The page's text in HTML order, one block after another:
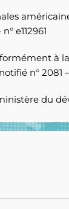
e112961
à
n° 2081 –
du